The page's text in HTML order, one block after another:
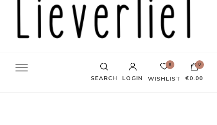
SEARCH LOGIN
0
WISHLIST
0
€0.00